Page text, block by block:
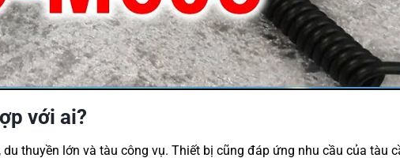
với ai?
du thuyền lớn và tàu công vụ. Thiết bị cũng đáp ứng nhu cầu của tàu